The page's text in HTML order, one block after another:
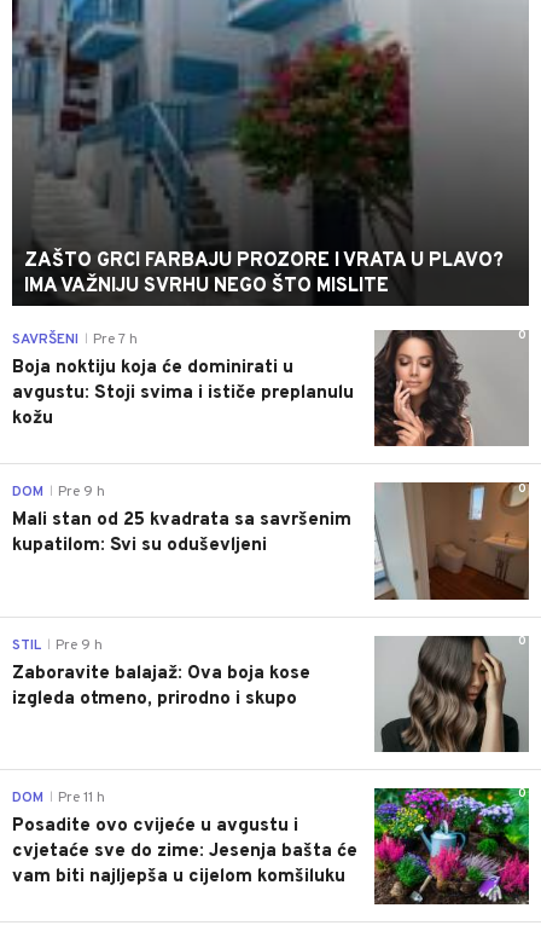
ZAŠTO GRCI FARBAJU PROZORE I VRATA U PLAVO?
IMA VAŽNIJU SVRHU NEGO ŠTO MISLITE
0
SAVRŠENI Pre 7 h
Boja noktiju koja će dominirati u
avgustu: Stoji svima i ističe preplanulu
kožu
0
DOM Pre 9 h
Mali stan od 25 kvadrata sa savršenim
kupatilom: Svi su oduševljeni
0
STIL Pre 9 h
Zaboravite balajaž: Ova boja kose
izgleda otmeno, prirodno i skupo
0
DOM Pre 11 h
Posadite ovo cvijeće u avgustu i
cvjetaće sve do zime: Jesenja bašta će
vam biti najljepša u cijelom komšiluku